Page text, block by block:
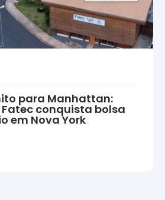
para Manhattan:
conquista bolsa
em Nova York